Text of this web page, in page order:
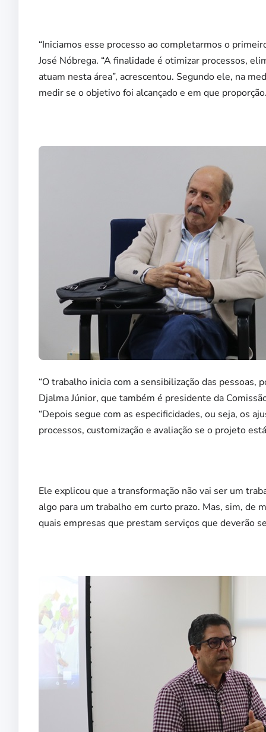
“Iniciamos esse processo ao completarmos o
José Nóbrega. “A finalidade é otimizar processos,
atuam nesta área”, acrescentou. Segundo ele, na
medir se o objetivo foi alcançado e em que
“O trabalho inicia com a sensibilização das pessoas,
Djalma Júnior, que também é presidente da
“Depois segue com as especificidades, ou seja, os
processos, customização e avaliação se o projeto
Ele explicou que a transformação não vai ser um
algo para um trabalho em curto prazo. Mas, sim, de
quais empresas que prestam serviços que deverão